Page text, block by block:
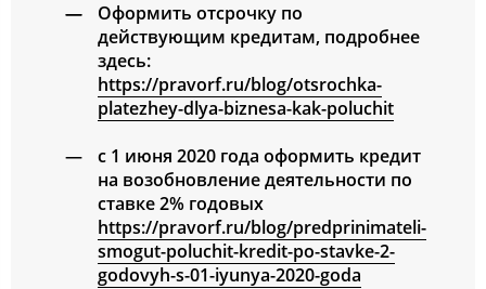
Оформить отсрочку по
действующим кредитам, подробнее
здесь:
https://pravorf.ru/blog/otsrochka-
platezhey-dlya-biznesa-kak-poluchit
с 1 июня 2020 года оформить кредит
на возобновление деятельности по
ставке 2% годовых
https://pravorf.ru/blog/predprinimateli-
smogut-poluchit-kredit-po-stavke-2-
godovyh-s-01-iyunya-2020-goda